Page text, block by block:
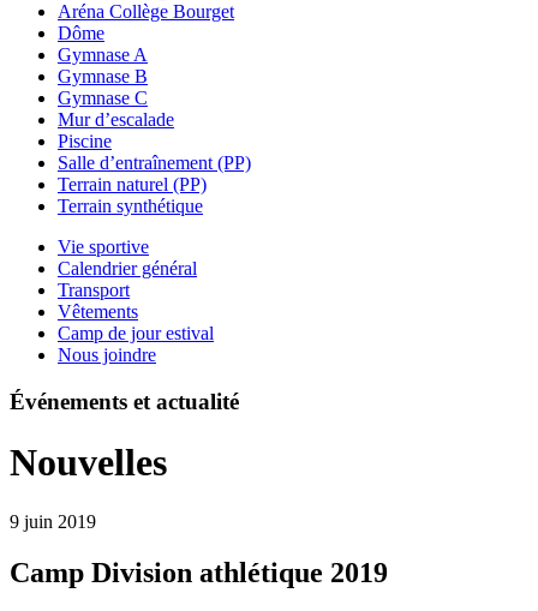
Aréna Collège Bourget
Dôme
Gymnase A
Gymnase B
Gymnase C
Mur d’escalade
Piscine
Salle d’entraînement (PP)
Terrain naturel (PP)
Terrain synthétique
Vie sportive
Calendrier général
Transport
Vêtements
Camp de jour estival
Nous joindre
Événements et actualité
Nouvelles
9 juin 2019
Camp Division athlétique 2019